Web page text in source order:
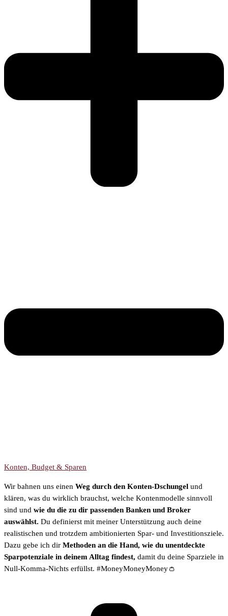
Konten, Budget & Sparen
Wir bahnen uns einen Weg durch den Konten-Dschungel und
klären, was du wirklich brauchst, welche Kontenmodelle sinnvoll
sind und wie du die zu dir passenden Banken und Broker
auswählst. Du definierst mit meiner Unterstützung auch deine
realistischen und trotzdem ambitionierten Spar- und Investitionsziele.
Dazu gebe ich dir Methoden an die Hand, wie du unentdeckte
Sparpotenziale in deinem Alltag findest, damit du deine Sparziele in
Null-Komma-Nichts erfüllst. #MoneyMoneyMoney👛